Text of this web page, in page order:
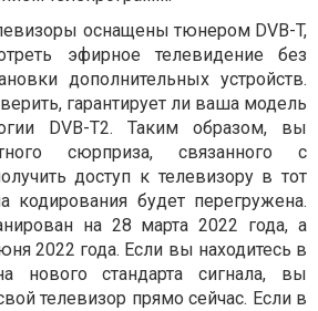
оснащены тюнером DVB-T,
эфирное телевидение без
дополнительных устройств.
гарантирует ли ваша модель
DVB-T2. Таким образом, вы
сюрприза, связанного с
доступ к телевизору в тот
кодирования будет перегружена.
на 28 марта 2022 года, а
2022 года. Если вы находитесь в
нового стандарта сигнала, вы
телевизор прямо сейчас. Если в